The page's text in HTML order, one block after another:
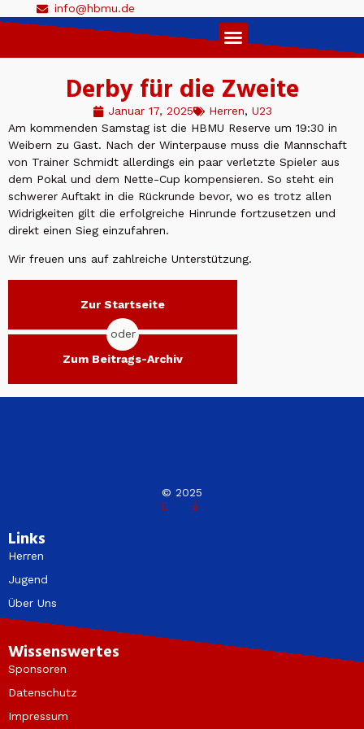
info@hbmu.de
Derby für die Zweite
Januar 17, 2025 Herren, U23
Am kommenden Samstag ist die HBMU Reserve um 19:30 in
Weibern zu Gast. Nach der Winterpause muss die Mannschaft
von Trainer Schmidt allerdings ein paar verletzte Spieler aus
dem Pokal und dem Nette-Cup kompensieren. So steht ein
schwerer Auftakt in die Rückrunde bevor, wo es trotz allen
Widrigkeiten gilt die erfolgreiche Hinrunde fortzusetzen und
direkt einen Sieg einzufahren.
Wir freuen uns auf zahlreiche Unterstützung.
Zur Startseite
oder
Zum Beitrags-Archiv
© 2025
Links
Herren
Jugend
Über Uns
Wissenswertes
Sponsoren
Datenschutz
Impressum